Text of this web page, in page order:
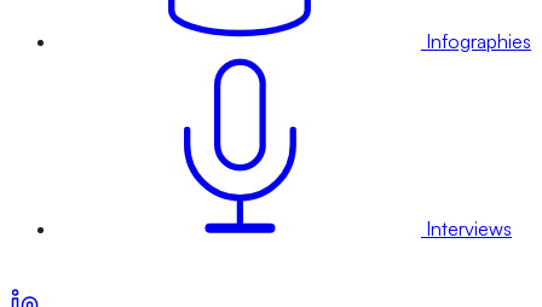
Infographies
Interviews